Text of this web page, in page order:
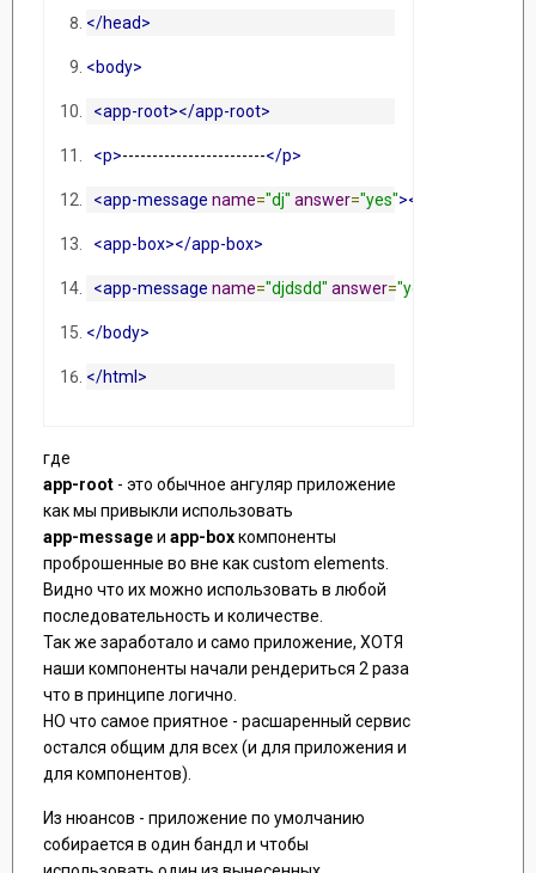
</head>
<body>
<app-root></app-root>
<p>------------------------</p>
<app-message name="dj" answer="yes"></app-
<app-box></app-box>
<app-message name="djdsdd" answer="yes"
</body>
</html>
где
app-root - это обычное ангуляр приложение
как мы привыкли использовать
app-messageи app-boxкомпоненты
проброшенные во вне как custom elements.
Видно что их можно использовать в любой
последовательность и количестве.
Так же заработало и само приложение, ХОТЯ
наши компоненты начали рендериться 2 раза
что в принципе логично.
НО что самое приятное - расшаренный сервис
остался общим для всех (и для приложения и
для компонентов).
Из нюансов - приложение по умолчанию
собирается в один бандл и чтобы